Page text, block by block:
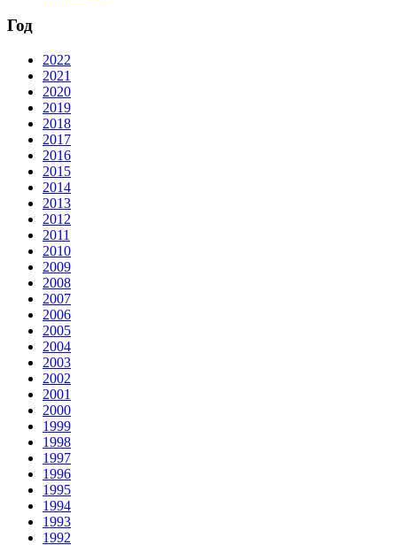
Год
2022
2021
2020
2019
2018
2017
2016
2015
2014
2013
2012
2011
2010
2009
2008
2007
2006
2005
2004
2003
2002
2001
2000
1999
1998
1997
1996
1995
1994
1993
1992